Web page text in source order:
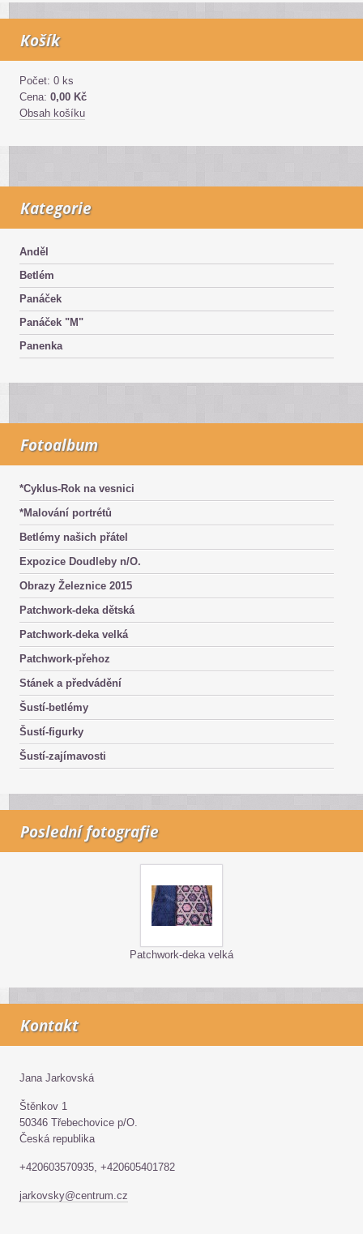
Košík
Počet: 0 ks
Cena: 0,00 Kč
Obsah košíku
Kategorie
Anděl
Betlém
Panáček
Panáček "M"
Panenka
Fotoalbum
*Cyklus-Rok na vesnici
*Malování portrétů
Betlémy našich přátel
Expozice Doudleby n/O.
Obrazy Železnice 2015
Patchwork-deka dětská
Patchwork-deka velká
Patchwork-přehoz
Stánek a předvádění
Šustí-betlémy
Šustí-figurky
Šustí-zajímavosti
Poslední fotografie
Patchwork-deka velká
Kontakt
Jana Jarkovská
Štěnkov 1
50346 Třebechovice p/O.
Česká republika
+420603570935, +420605401782
jarkovsky@centrum.cz